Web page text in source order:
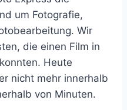
um Fotografie,
Wir
die einen Film in
Heute
nicht mehr innerhalb
von Minuten.